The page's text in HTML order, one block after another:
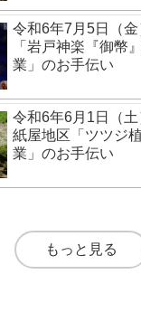
令和6年7月5日（
「岩戸神楽『御幣
業」のお手伝い
令和6年6月1日（
紙屋地区「ツツジ
業」のお手伝い
もっと見る